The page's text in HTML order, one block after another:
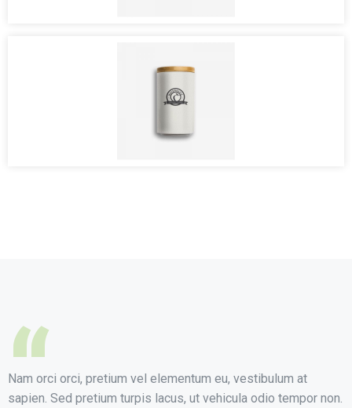
“
Nam orci orci, pretium vel elementum eu, vestibulum at
sapien. Sed pretium turpis lacus, ut vehicula odio tempor non.